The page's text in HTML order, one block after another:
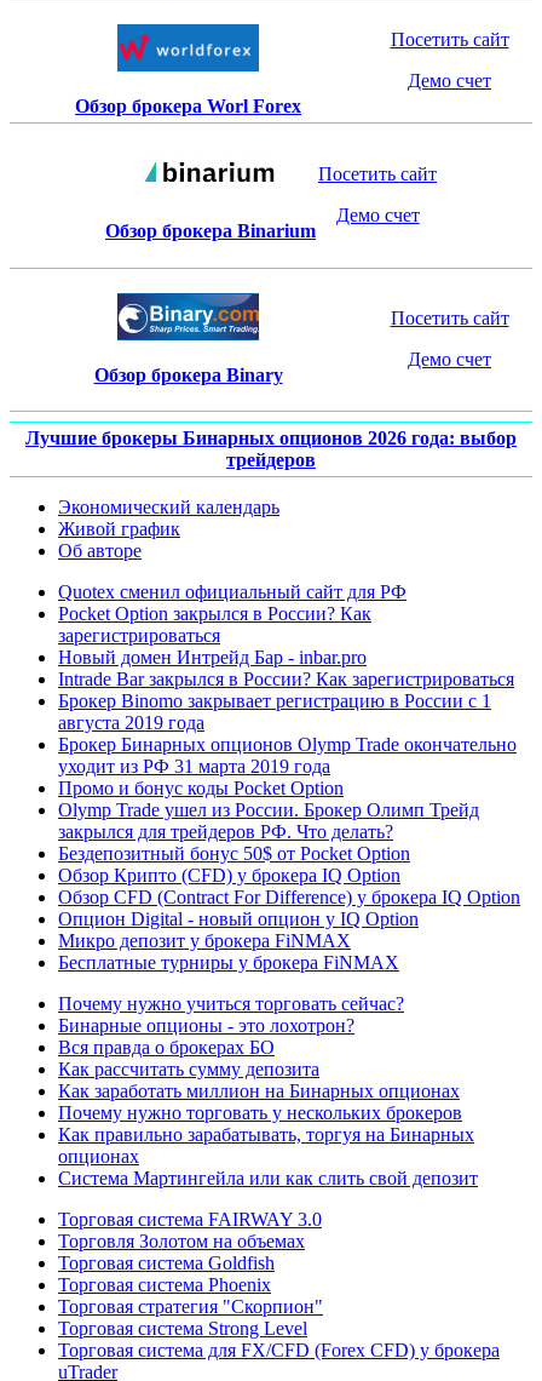
Обзор брокера Worl Forex
Посетить сайт
Демо счет
Обзор брокера Binarium
Посетить сайт
Демо счет
Обзор брокера Binary
Посетить сайт
Демо счет
Лучшие брокеры Бинарных опционов 2026 года: выбор
трейдеров
Экономический календарь
Живой график
Об авторе
Quotex сменил официальный сайт для РФ
Pocket Option закрылся в России? Как
зарегистрироваться
Новый домен Интрейд Бар - inbar.pro
Intrade Bar закрылся в России? Как зарегистрироваться
Брокер Binomo закрывает регистрацию в России с 1
августа 2019 года
Брокер Бинарных опционов Olymp Trade окончательно
уходит из РФ 31 марта 2019 года
Промо и бонус коды Pocket Option
Olymp Trade ушел из России. Брокер Олимп Трейд
закрылся для трейдеров РФ. Что делать?
Бездепозитный бонус 50$ от Pocket Option
Обзор Крипто (CFD) у брокера IQ Option
Обзор CFD (Contract For Difference) у брокера IQ Option
Опцион Digital - новый опцион у IQ Option
Микро депозит у брокера FiNMAX
Бесплатные турниры у брокера FiNMAX
Почему нужно учиться торговать сейчас?
Бинарные опционы - это лохотрон?
Вся правда о брокерах БО
Как рассчитать сумму депозита
Как заработать миллион на Бинарных опционах
Почему нужно торговать у нескольких брокеров
Как правильно зарабатывать, торгуя на Бинарных
опционах
Система Мартингейла или как слить свой депозит
Торговая система FAIRWAY 3.0
Торговля Золотом на объемах
Торговая система Goldfish
Торговая система Phoenix
Торговая стратегия "Скорпион"
Торговая система Strong Level
Торговая система для FX/CFD (Forex CFD) у брокера
uTrader